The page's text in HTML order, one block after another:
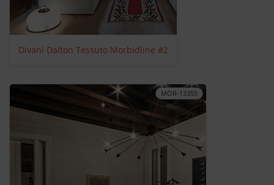
Divani Dalton Tessuto Morbidline #2
MOR-13355